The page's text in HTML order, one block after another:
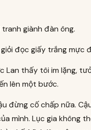
tranh giành đàn ông.
đọc giấy trắng mực
Lan thấy tôi im lặng,
lên một bước.
đừng cố chấp nữa.
mình. Lục gia không